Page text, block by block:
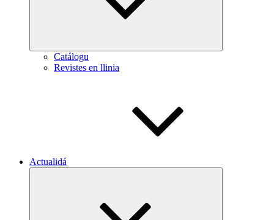
Catálogu
Revistes en llinia
Actualidá